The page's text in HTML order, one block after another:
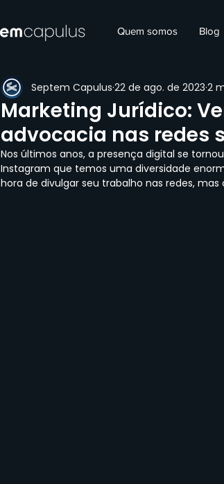
Quem somos Blog
Marketing Jurídico:
advocacia nas redes
Septem Capulus 22 de ago. de 2023 2
Nos últimos anos, a presença digital se
Instagram que temos uma diversidade
hora de divulgar seu trabalho nas redes,